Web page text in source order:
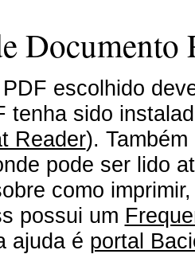
escolhido
tenha sido
Reader).
pode ser lido
como
possui um
ajuda é portal